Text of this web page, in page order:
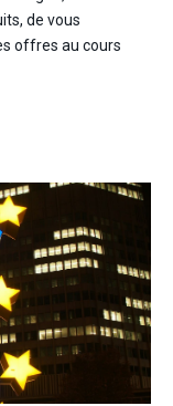
de vous
offres au cours